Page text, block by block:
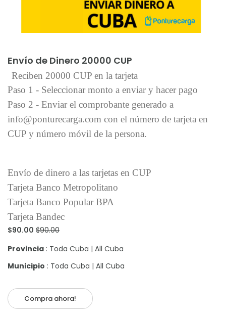
Envío de Dinero 20000 CUP
Reciben 20000 CUP en la tarjeta
Paso 1 - Seleccionar monto a enviar y hacer pago
Paso 2 - Enviar el comprobante generado a
info@ponturecarga.com con el número de tarjeta en
CUP y número móvil de la persona.
Envío de dinero a las tarjetas en CUP
Tarjeta Banco Metropolitano
Tarjeta Banco Popular BPA
Tarjeta Bandec
$90.00 $90.00
Provincia : Toda Cuba | All Cuba
Municipio : Toda Cuba | All Cuba
Compra ahora!